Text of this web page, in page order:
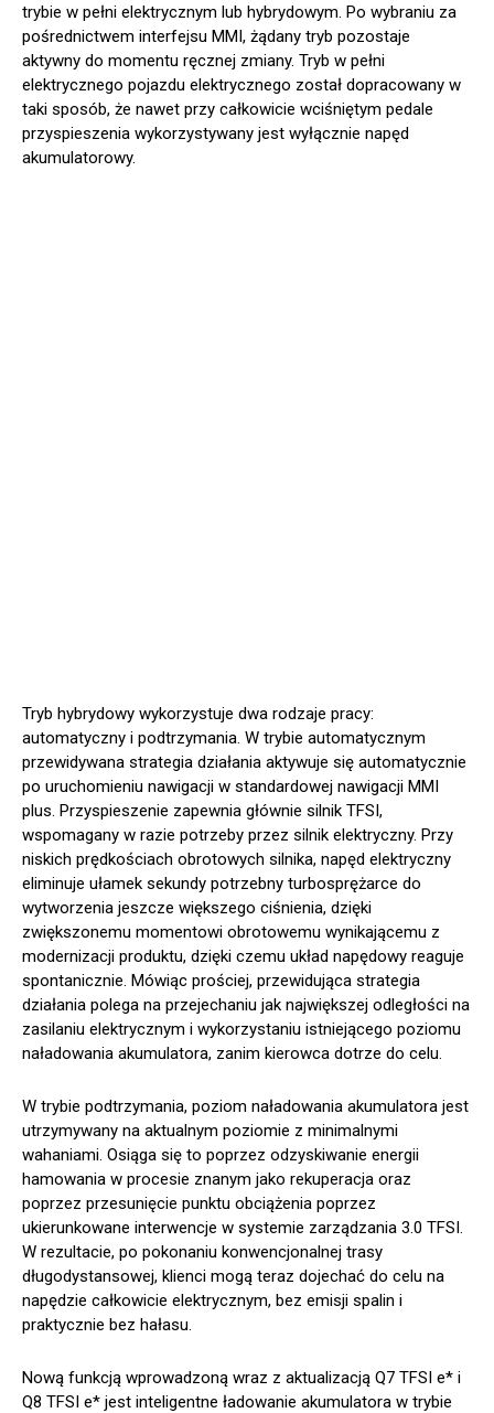
trybie w pełni elektrycznym lub hybrydowym. Po wybraniu za
pośrednictwem interfejsu MMI, żądany tryb pozostaje
aktywny do momentu ręcznej zmiany. Tryb w pełni
elektrycznego pojazdu elektrycznego został dopracowany w
taki sposób, że nawet przy całkowicie wciśniętym pedale
przyspieszenia wykorzystywany jest wyłącznie napęd
akumulatorowy.
Tryb hybrydowy wykorzystuje dwa rodzaje pracy:
automatyczny i podtrzymania. W trybie automatycznym
przewidywana strategia działania aktywuje się automatycznie
po uruchomieniu nawigacji w standardowej nawigacji MMI
plus. Przyspieszenie zapewnia głównie silnik TFSI,
wspomagany w razie potrzeby przez silnik elektryczny. Przy
niskich prędkościach obrotowych silnika, napęd elektryczny
eliminuje ułamek sekundy potrzebny turbosprężarce do
wytworzenia jeszcze większego ciśnienia, dzięki
zwiększonemu momentowi obrotowemu wynikającemu z
modernizacji produktu, dzięki czemu układ napędowy reaguje
spontanicznie. Mówiąc prościej, przewidująca strategia
działania polega na przejechaniu jak największej odległości na
zasilaniu elektrycznym i wykorzystaniu istniejącego poziomu
naładowania akumulatora, zanim kierowca dotrze do celu.
W trybie podtrzymania, poziom naładowania akumulatora jest
utrzymywany na aktualnym poziomie z minimalnymi
wahaniami. Osiąga się to poprzez odzyskiwanie energii
hamowania w procesie znanym jako rekuperacja oraz
poprzez przesunięcie punktu obciążenia poprzez
ukierunkowane interwencje w systemie zarządzania 3.0 TFSI.
W rezultacie, po pokonaniu konwencjonalnej trasy
długodystansowej, klienci mogą teraz dojechać do celu na
napędzie całkowicie elektrycznym, bez emisji spalin i
praktycznie bez hałasu.
Nową funkcją wprowadzoną wraz z aktualizacją Q7 TFSI e* i
Q8 TFSI e* jest inteligentne ładowanie akumulatora w trybie